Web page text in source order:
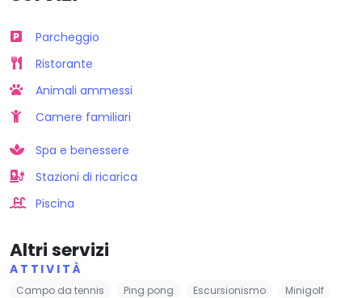
Parcheggio
Ristorante
Animali ammessi
Camere familiari
Spa e benessere
Stazioni di ricarica
Piscina
Altri servizi
ATTIVITÀ
Campo da tennis Ping pong Escursionismo Minigolf